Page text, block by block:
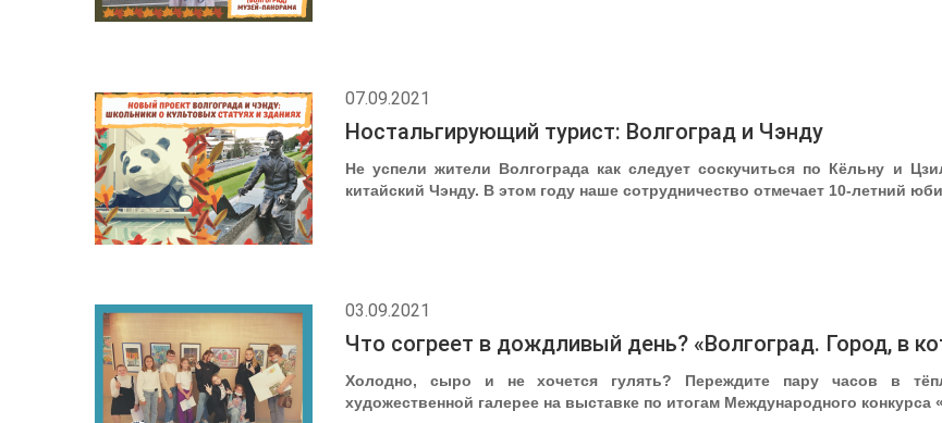
07.09.2021
Ностальгирующий турист: Волгоград и Чэнду
Не успели жители Волгограда как следует соскучиться по Кёльну и
китайский Чэнду. В этом году наше сотрудничество отмечает 10-летний
03.09.2021
Что согреет в дождливый день? «Волгоград. Город, в
Холодно, сыро и не хочется гулять? Переждите пару часов в
художественной галерее на выставке по итогам Международного конкурса